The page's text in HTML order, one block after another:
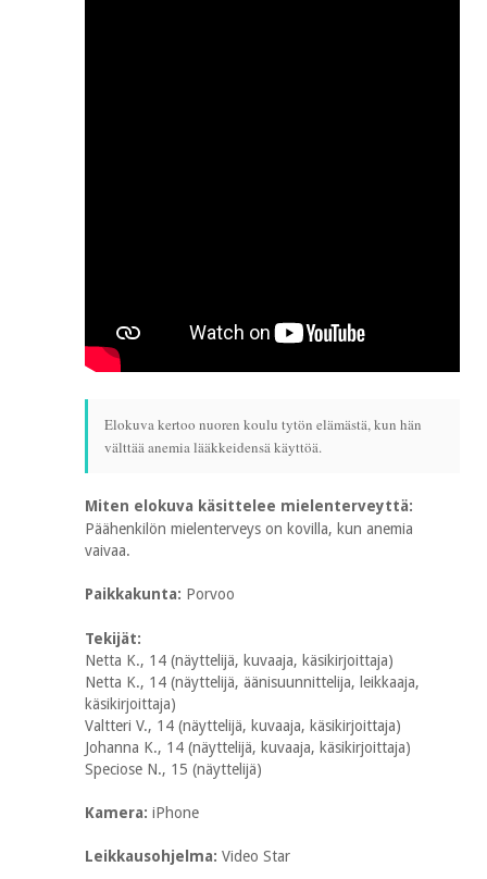
Elokuva kertoo nuoren koulu tytön elämästä, kun hän
välttää anemia lääkkeidensä käyttöä.
Miten elokuva käsittelee mielenterveyttä:
Päähenkilön mielenterveys on kovilla, kun anemia
vaivaa.
Paikkakunta: Porvoo
Tekijät:
Netta K., 14 (näyttelijä, kuvaaja, käsikirjoittaja)
Netta K., 14 (näyttelijä, äänisuunnittelija, leikkaaja,
käsikirjoittaja)
Valtteri V., 14 (näyttelijä, kuvaaja, käsikirjoittaja)
Johanna K., 14 (näyttelijä, kuvaaja, käsikirjoittaja)
Speciose N., 15 (näyttelijä)
Kamera: iPhone
Leikkausohjelma: Video Star